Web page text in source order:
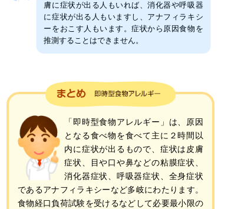
膚に症状が出る人もいれば、消化器や呼吸器
に症状が出る人もいますし、アナフィラキシ
ーをおこす人もいます。症状から原因食物を
推測することはできません。
「即時型食物アレルギー」は、原因
となる食べ物を食べて主に２時間以
内に症状が出るもので、症状は皮膚
症状、目や口や鼻などの粘膜症状、
消化器症状、呼吸器症状、全身症状
であるアナフィラキシーなど多岐にわたります。
食物経口負荷試験を受けるなどして必要最小限の